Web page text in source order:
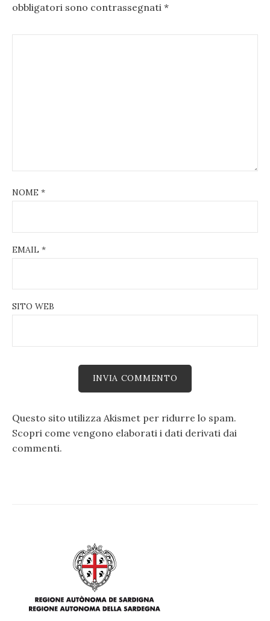
obbligatori sono contrassegnati *
NOME *
EMAIL *
SITO WEB
Questo sito utilizza Akismet per ridurre lo spam.
Scopri come vengono elaborati i dati derivati dai
commenti.